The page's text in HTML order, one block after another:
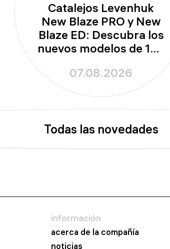
Catalejos Levenhuk
New Blaze PRO y New
Blaze ED: Descubra los
nuevos modelos de 100
07.08.2026
Todas las novedades
información
acerca de la compañía
noticias